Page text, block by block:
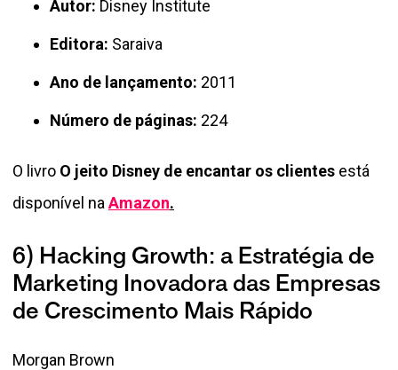
Autor: Disney Institute
Editora: Saraiva
Ano de lançamento: 2011
Número de páginas: 224
O livro O jeito Disney de encantar os clientes está
disponível naAmazon.
6) Hacking Growth: a Estratégia de
Marketing Inovadora das Empresas
de Crescimento Mais Rápido
Morgan Brown